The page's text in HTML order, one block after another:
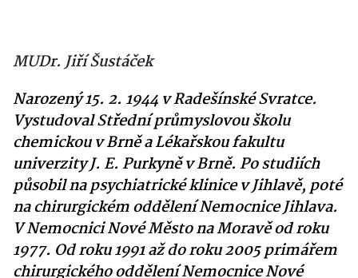
MUDr. Jiří Šustáček
Narozený 15. 2. 1944 v Radešínské Svratce.
Vystudoval Střední průmyslovou školu
chemickou v Brně a Lékařskou fakultu
univerzity J. E. Purkyně v Brně. Po studiích
působil na psychiatrické klinice v Jihlavě, poté
na chirurgickém oddělení Nemocnice Jihlava.
V Nemocnici Nové Město na Moravě od roku
1977. Od roku 1991 až do roku 2005 primářem
chirurgického oddělení Nemocnice Nové